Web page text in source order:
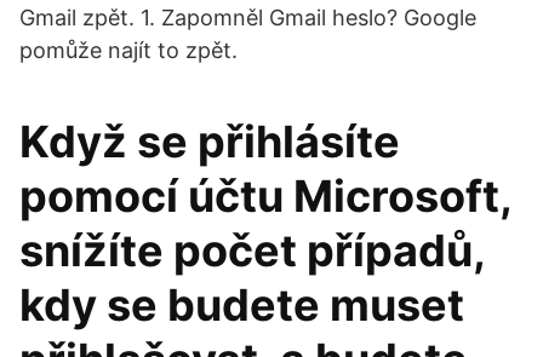
Gmail zpět. 1. Zapomněl Gmail heslo? Google
pomůže najít to zpět.
Když se přihlásíte
pomocí účtu Microsoft,
snížíte počet případů,
kdy se budete muset